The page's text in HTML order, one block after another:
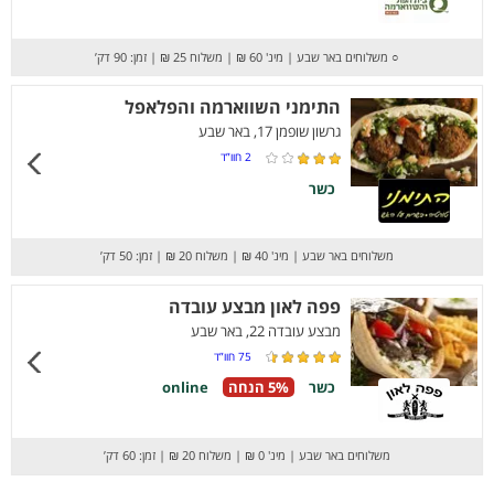
○ משלוחים באר שבע | מינ' 60 ₪ | משלוח 25 ₪ | זמן: 90 דק’
התימני השווארמה והפלאפל
גרשון שופמן 17, באר שבע
2 חוו”ד
כשר
משלוחים באר שבע | מינ' 40 ₪ | משלוח 20 ₪ | זמן: 50 דק’
פפה לאון מבצע עובדה
מבצע עובדה 22, באר שבע
75 חוו”ד
כשר 5% הנחה online
משלוחים באר שבע | מינ' 0 ₪ | משלוח 20 ₪ | זמן: 60 דק’